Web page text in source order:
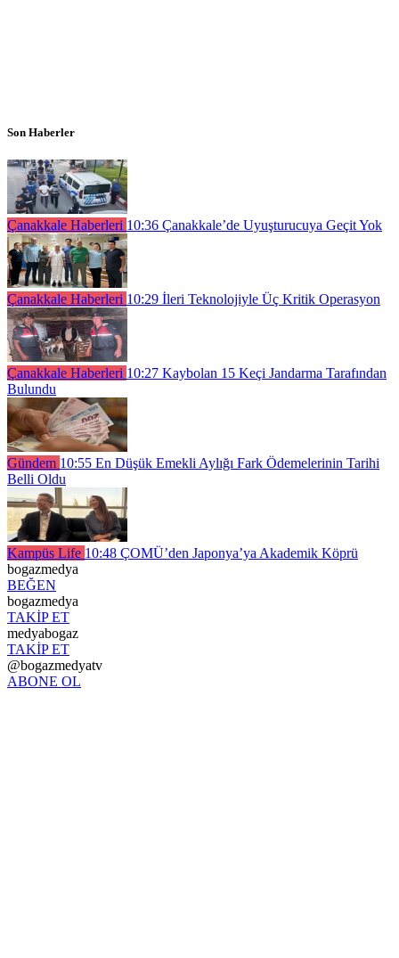
Son Haberler
Çanakkale Haberleri 10:36 Çanakkale’de Uyuşturucuya Geçit Yok
Çanakkale Haberleri 10:29 İleri Teknolojiyle Üç Kritik Operasyon
Çanakkale Haberleri 10:27 Kaybolan 15 Keçi Jandarma Tarafından
Bulundu
Gündem 10:55 En Düşük Emekli Aylığı Fark Ödemelerinin Tarihi
Belli Oldu
Kampüs Life 10:48 ÇOMÜ’den Japonya’ya Akademik Köprü
bogazmedya
BEĞEN
bogazmedya
TAKİP ET
medyabogaz
TAKİP ET
@bogazmedyatv
ABONE OL